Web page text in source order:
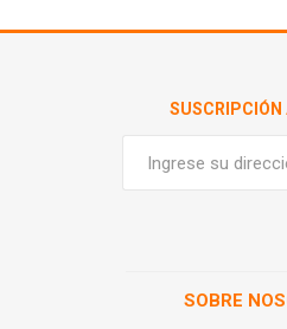
SUSCRIPCIÓN
SOBRE